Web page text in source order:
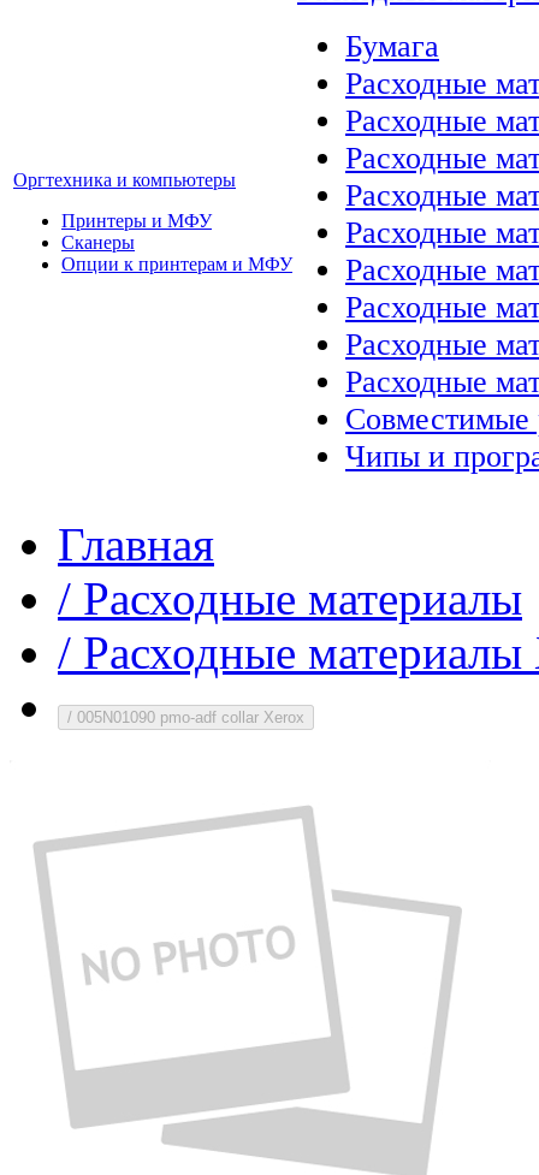
Оргтехника и компьютеры
Принтеры и МФУ
Сканеры
Опции к принтерам и МФУ
Бумага
Расходные
Расходные
Расходные
Расходные
Расходные
Расходные
Расходные
Расходные
Расходные
Совместимые
Чипы и
Главная
/ Расходные материалы
/ Расходные
/ 005N01090 pmo-adf collar Xerox